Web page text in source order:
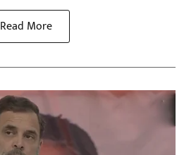
Read More